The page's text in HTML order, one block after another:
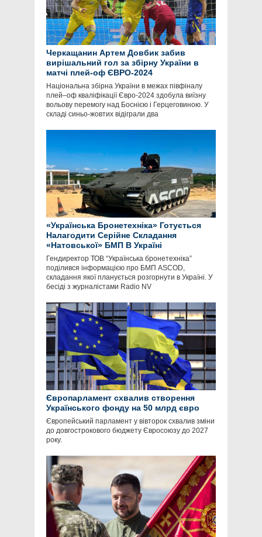
Черкащанин Артем Довбик забив
вирішальний гол за збірну України в
матчі плей-оф ЄВРО-2024
Національна збірна України в межах півфіналу
плей–оф кваліфікації Євро-2024 здобула виїзну
вольову перемогу над Боснією і Герцеговиною. У
складі синьо-жовтих відіграли два
«Українська Бронетехніка» Готується
Налагодити Серійне Складання
«Натовської» БМП В Україні
Гендиректор ТОВ “Українська бронетехніка”
поділився інформацією про БМП ASCOD,
складання якої планується розгорнути в Україні. У
бесіді з журналістами Radio NV
Європарламент схвалив створення
Українського фонду на 50 млрд євро
Європейський парламент у вівторок схвалив зміни
до довгострокового бюджету Євросоюзу до 2027
року.